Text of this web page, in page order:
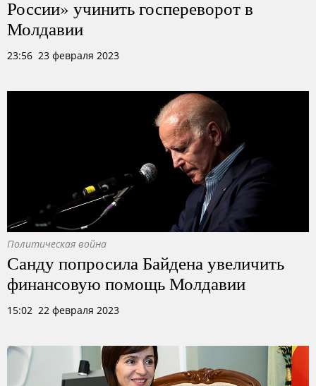
России» учинить госпереворот в
Молдавии
23:56 23 февраля 2023
Политическая война
Санду попросила Байдена увеличить
финансовую помощь Молдавии
15:02 22 февраля 2023